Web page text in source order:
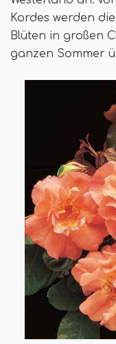
Kordes werden
Blüten in großen
ganzen Sommer